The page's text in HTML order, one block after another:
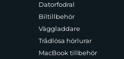
Datorfodral
Biltillbehör
Väggladdare
Trådlösa hörlurar
MacBook tillbehör